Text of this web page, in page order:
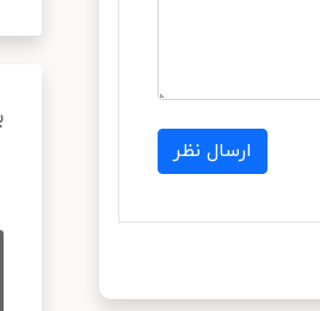
ارسال نظر